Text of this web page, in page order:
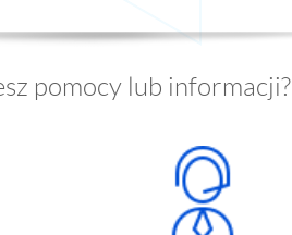
pomocy lub informacji?